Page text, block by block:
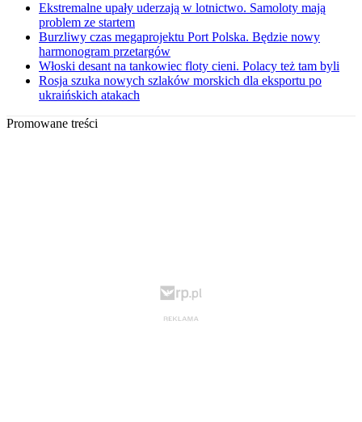
Ekstremalne upały uderzają w lotnictwo. Samoloty mają
problem ze startem
Burzliwy czas megaprojektu Port Polska. Będzie nowy
harmonogram przetargów
Włoski desant na tankowiec floty cieni. Polacy też tam byli
Rosja szuka nowych szlaków morskich dla eksportu po
ukraińskich atakach
Promowane treści